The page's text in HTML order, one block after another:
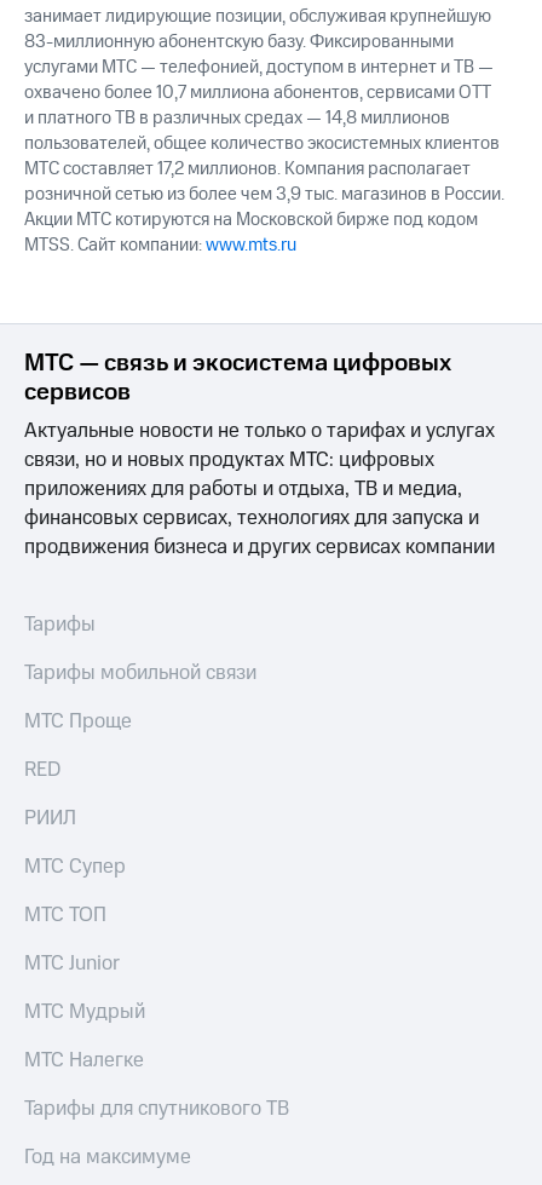
занимает лидирующие позиции, обслуживая крупнейшую
83-миллионную абонентскую базу. Фиксированными
услугами МТС — телефонией, доступом в интернет и ТВ —
охвачено более 10,7 миллиона абонентов, сервисами OTT
и платного ТВ в различных средах — 14,8 миллионов
пользователей, общее количество экосистемных клиентов
МТС составляет 17,2 миллионов. Компания располагает
розничной сетью из более чем 3,9 тыс. магазинов в России.
Акции МТС котируются на Московской бирже под кодом
MTSS. Сайт компании:www.mts.ru
МТС — связь и экосистема цифровых
сервисов
Актуальные новости не только о тарифах и услугах
связи, но и новых продуктах МТС: цифровых
приложениях для работы и отдыха, ТВ и медиа,
финансовых сервисах, технологиях для запуска и
продвижения бизнеса и других сервисах компании
Тарифы
Тарифы мобильной связи
МТС Проще
RED
РИИЛ
МТС Супер
МТС ТОП
МТС Junior
МТС Мудрый
МТС Налегке
Тарифы для спутникового ТВ
Год на максимуме